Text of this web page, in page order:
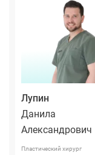
Лупин
Данила
Александрович
Пластический хирург